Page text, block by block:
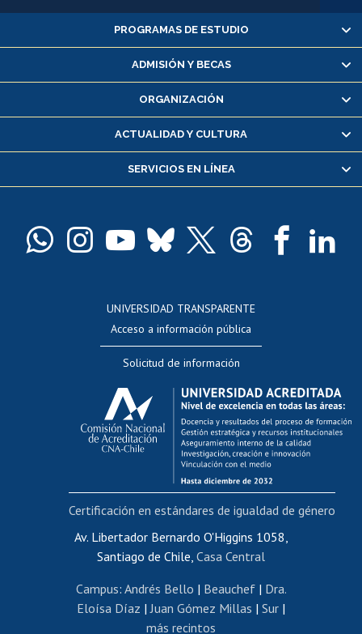
Alumnas/os y exalumnas/os
Matrícula en línea
Inscripción y cambio de asignaturas
Consulta y certificado de notas
Servicio médico y dental
Pago de arancel y crédito alumnos
Docentes
Evaluación docente
Calificación académica
Postulación al AUCAI
Funcionarias/os
Cursos internos de capacitación
Bienestar del personal
Portal de movilidad interna
Certificado de renta
Certificado de renta honorarios
Editar páginas blancas
PROGRAMAS DE ESTUDIO
ADMISIÓN Y BECAS
ORGANIZACIÓN
ACTUALIDAD Y CULTURA
SERVICIOS EN LÍNEA
UNIVERSIDAD TRANSPARENTE
Acceso a información pública
Solicitud de información
Av. Libertador Bernardo O'Higgins 1058,
Santiago de Chile, Casa Central
Campus: Andrés Bello | Beauchef| Dra.
Eloísa Díaz | Juan Gómez Millas | Sur |
más recintos
Certificación en estándares de igualdad de género